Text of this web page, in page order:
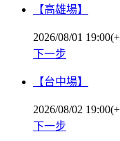
【高雄場】
2026/08/01
下一步
【台中場】
2026/08/02
下一步